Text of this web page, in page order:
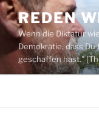
Zum
Inhalt
springen
REDEN
Wenn die Diktatur
Demokratie, dass
geschaffen hast."